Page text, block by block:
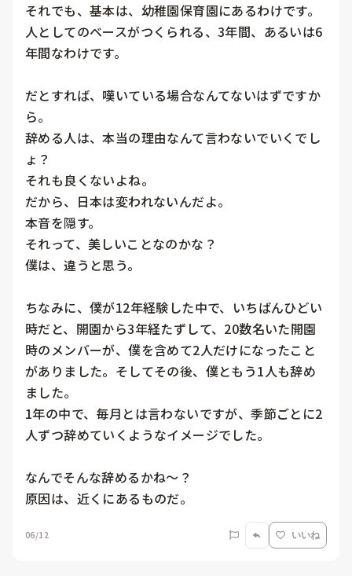
それでも、基本は、幼稚園保育園にあるわけです。
人としてのベースがつくられる、3年間、あるいは6
年間なわけです。
だとすれば、嘆いている場合なんてないはずですか
ら。
辞める人は、本当の理由なんて言わないでいくでし
ょ？
それも良くないよね。
だから、日本は変われないんだよ。
本音を隠す。
それって、美しいことなのかな？
僕は、違うと思う。
ちなみに、僕が12年経験した中で、いちばんひどい
時だと、開園から3年経たずして、20数名いた開園
時のメンバーが、僕を含めて2人だけになったこと
がありました。そしてその後、僕ともう1人も辞め
ました。
1年の中で、毎月とは言わないですが、季節ごとに2
人ずつ辞めていくようなイメージでした。
なんでそんな辞めるかね〜？
原因は、近くにあるものだ。
06/12 いいね